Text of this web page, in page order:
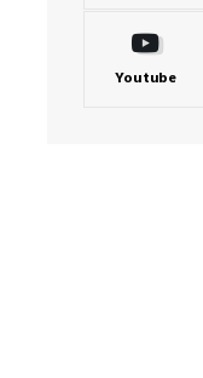
Youtube